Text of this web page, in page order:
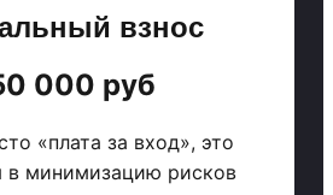
взнос
000 руб
«плата за вход», это
в минимизацию рисков